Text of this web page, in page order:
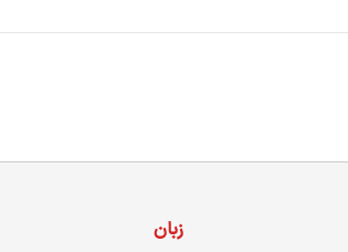
زبان